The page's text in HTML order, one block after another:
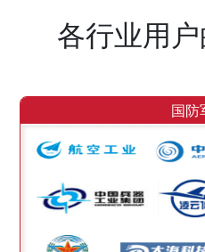
各行业用
国防